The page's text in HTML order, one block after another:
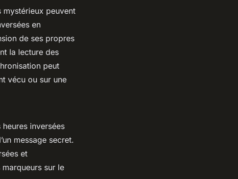
mystérieux peuvent
en
de ses propres
la lecture des
peut
vécu ou sur une
inversées
message secret.
et
sur le